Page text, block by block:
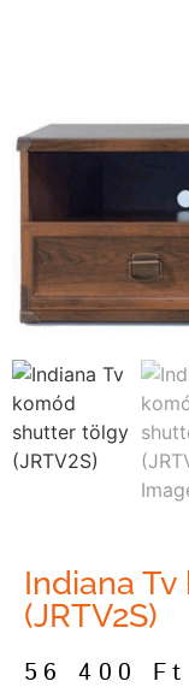
Indiana
(JRTV2S)
56 400 Ft